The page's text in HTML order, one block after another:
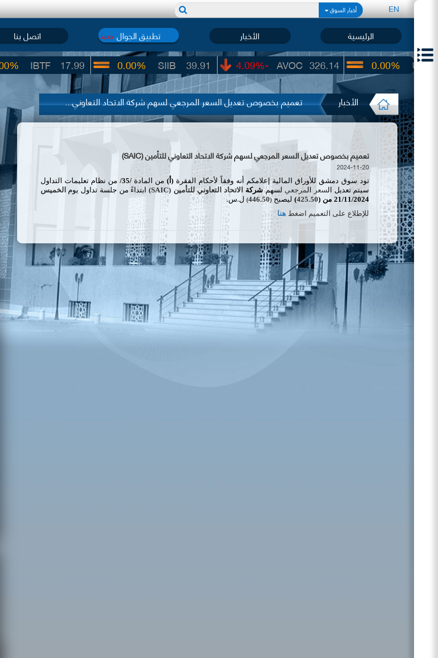
EN أخبار السوق
الرئيسية الأخبار تطبيق الجوال جديد اتصل بنا
17.99 39.91
SIIB
0.00% 326.14
AVOC
-4.09% 22.65
UIC
0.00%
الأخبار تعميم بخصوص تعديل السعر المرجعي لسهم شركة الاتحاد التعاوني...
تعميم بخصوص تعديل السعر المرجعي لسهم شركة الاتحاد التعاوني للتأمين (SAIC)
2024-11-20
تود سوق دمشق للأوراق المالية إعلامكم أنه وفقاً لأحكام الفقرة (أ )من المادة/35/
من نظام تعليمات التداول
سيتم تعديل السعر المرجعي لسهمشركة الاتحاد التعاوني للتأمين (
SAIC
) ابتداءً من جلسة تداول يوم
الخميس
21/11/2024 من (425.50
) ليصبح(
446.50
)ل.س.
للإطلاع على التعميم اضغط هنا